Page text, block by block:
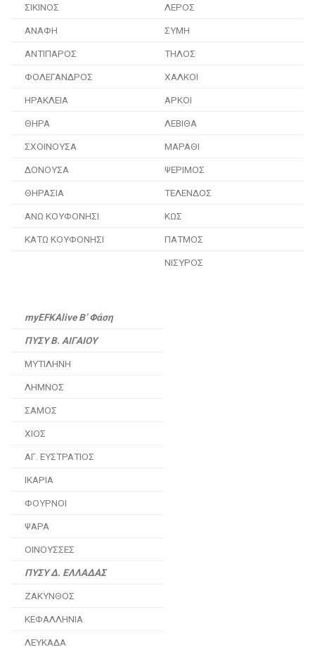
ΣΙΚΙΝΟΣ ΛΕΡΟΣ
ΑΝΑΦΗ ΣΥΜΗ
ΑΝΤΙΠΑΡΟΣ ΤΗΛΟΣ
ΦΟΛΕΓΑΝΔΡΟΣ ΧΑΛΚΟΙ
ΗΡΑΚΛΕΙΑ ΑΡΚΟΙ
ΘΗΡΑ ΛΕΒΙΘΑ
ΣΧΟΙΝΟΥΣΑ ΜΑΡΑΘΙ
ΔΟΝΟΥΣΑ ΨΕΡΙΜΟΣ
ΘΗΡΑΣΙΑ ΤΕΛΕΝΔΟΣ
ΑΝΩ ΚΟΥΦΟΝΗΣΙ ΚΩΣ
ΚΑΤΩ ΚΟΥΦΟΝΗΣΙ ΠΑΤΜΟΣ
ΝΙΣΥΡΟΣ
myEFKAliveΒ’Φάση
ΠΥΣΥ Β. ΑΙΓΑΙΟΥ
ΜΥΤΙΛΗΝΗ
ΛΗΜΝΟΣ
ΣΑΜΟΣ
ΧΙΟΣ
ΑΓ. ΕΥΣΤΡΑΤΙΟΣ
ΙΚΑΡΙΑ
ΦΟΥΡΝΟΙ
ΨΑΡΑ
ΟΙΝΟΥΣΣΕΣ
ΠΥΣΥ Δ. ΕΛΛΑΔΑΣ
ΖΑΚΥΝΘΟΣ
ΚΕΦΑΛΛΗΝΙΑ
ΛΕΥΚΑΔΑ